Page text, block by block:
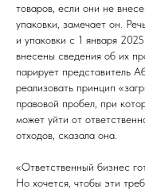
товаров, если они не
упаковки, замечает он.
и упаковки с 1 января
внесены сведения об их
парирует представитель
реализовать принцип
правовой пробел, при
может уйти от
отходов, сказала она.
«Ответственный бизнес
Но хочется, чтобы эти